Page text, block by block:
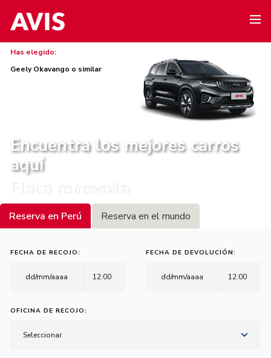
Has elegido:
Geely Okavango o similar
Encuentra los mejores carros
aquí
Flota renovada
Reserva en Perú Reserva en el mundo
FECHA DE RECOJO:
12:00
FECHA DE DEVOLUCIÓN:
12:00
OFICINA DE RECOJO:
Seleccionar